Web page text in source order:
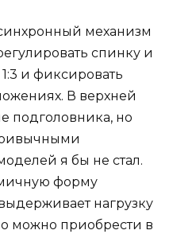
механизм
спинку и
и фиксировать
В верхней
подголовника, но
я бы не стал.
форму
нагрузку
можно приобрести в